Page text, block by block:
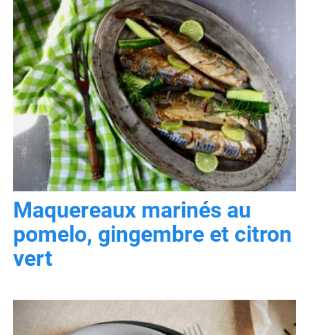
Maquereaux marinés au
pomelo, gingembre et citron
vert